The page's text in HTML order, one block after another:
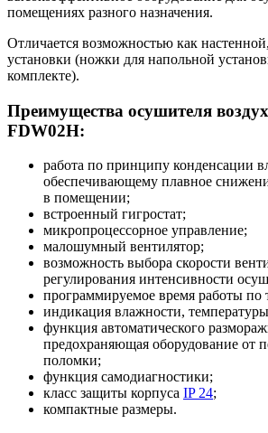
помещениях разного назначения.
Отличается возможностью как
установки (ножки для напольной
комплекте).
Преимущества осушителя
FDW02H:
работа по принципу конденсации
обеспечивающему плавное
в помещении;
встроенный гигростат;
микропроцессорное управление;
малошумный вентилятор;
возможность выбора скорости
регулирования интенсивности
программируемое время работы по
индикация влажности,
функция автоматического
предохраняющая оборудование от
поломки;
функция самодиагностики;
класс защиты корпуса IP 24;
компактные размеры.